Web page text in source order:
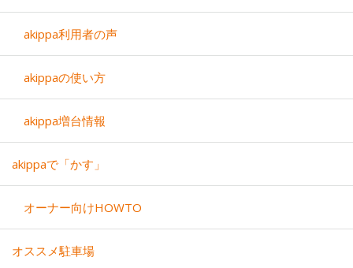
akippa利用者の声
akippaの使い方
akippa増台情報
akippaで「かす」
オーナー向けHOWTO
オススメ駐車場